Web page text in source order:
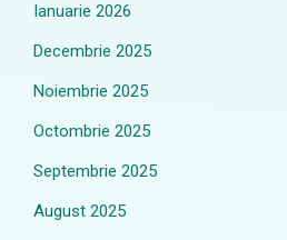
Ianuarie 2026
Decembrie 2025
Noiembrie 2025
Octombrie 2025
Septembrie 2025
August 2025